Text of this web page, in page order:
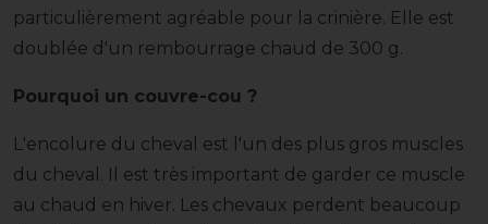
particulièrement agréable pour la crinière. Elle est
doublée d'un rembourrage chaud de 300 g.
Pourquoi un couvre-cou ?
L'encolure du cheval est l'un des plus gros muscles
du cheval. Il est très important de garder ce muscle
au chaud en hiver. Les chevaux perdent beaucoup